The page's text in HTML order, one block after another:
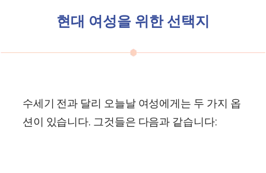
현대 여성을 위한 선택지
수세기 전과 달리 오늘날 여성에게는 두 가지 옵
션이 있습니다. 그것들은 다음과 같습니다: